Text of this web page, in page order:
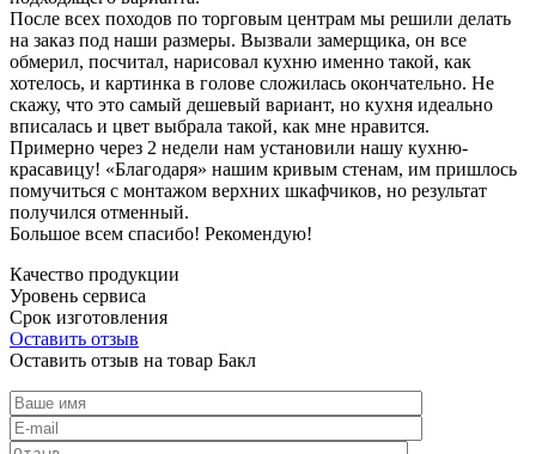
После всех походов по торговым центрам мы решили делать
на заказ под наши размеры. Вызвали замерщика, он все
обмерил, посчитал, нарисовал кухню именно такой, как
хотелось, и картинка в голове сложилась окончательно. Не
скажу, что это самый дешевый вариант, но кухня идеально
вписалась и цвет выбрала такой, как мне нравится.
Примерно через 2 недели нам установили нашу кухню-
красавицу! «Благодаря» нашим кривым стенам, им пришлось
помучиться с монтажом верхних шкафчиков, но результат
получился отменный.
Большое всем спасибо! Рекомендую!
Качество продукции
Уровень сервиса
Срок изготовления
Оставить отзыв
Оставить отзыв на товар Бакл